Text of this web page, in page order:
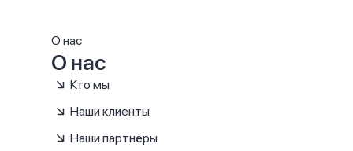
О нас
О нас
Кто мы
Наши клиенты
Наши партнёры